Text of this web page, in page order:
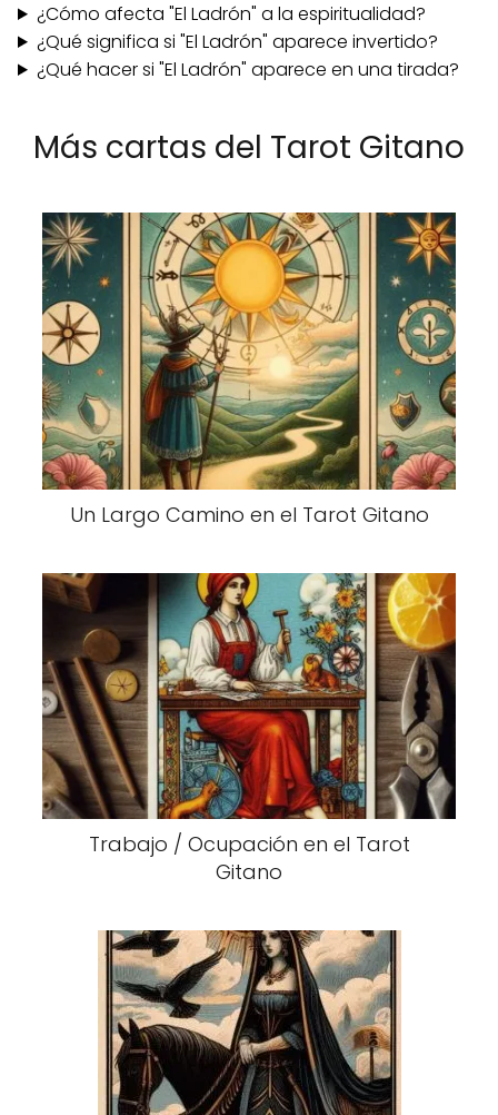
¿Cómo afecta "El Ladrón" a la espiritualidad?
¿Qué significa si "El Ladrón" aparece invertido?
¿Qué hacer si "El Ladrón" aparece en una tirada?
Más cartas del Tarot Gitano
Un Largo Camino en el Tarot Gitano
Trabajo / Ocupación en el Tarot
Gitano